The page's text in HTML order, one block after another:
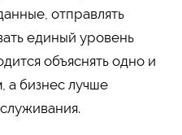
отправлять
единый уровень
объяснять одно и
а бизнес лучше